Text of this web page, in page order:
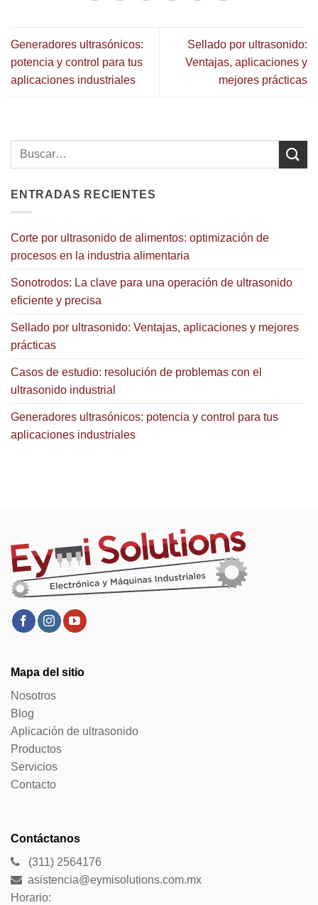
Generadores ultrasónicos:
potencia y control para tus
aplicaciones industriales
Sellado por ultrasonido:
Ventajas, aplicaciones y
mejores prácticas
ENTRADAS RECIENTES
Corte por ultrasonido de alimentos: optimización de
procesos en la industria alimentaria
Sonotrodos: La clave para una operación de ultrasonido
eficiente y precisa
Sellado por ultrasonido: Ventajas, aplicaciones y mejores
prácticas
Casos de estudio: resolución de problemas con el
ultrasonido industrial
Generadores ultrasónicos: potencia y control para tus
aplicaciones industriales
Mapa del sitio
Nosotros
Blog
Aplicación de ultrasonido
Productos
Servicios
Contacto
Contáctanos
(311) 2564176
asistencia@eymisolutions.com.mx
Horario: